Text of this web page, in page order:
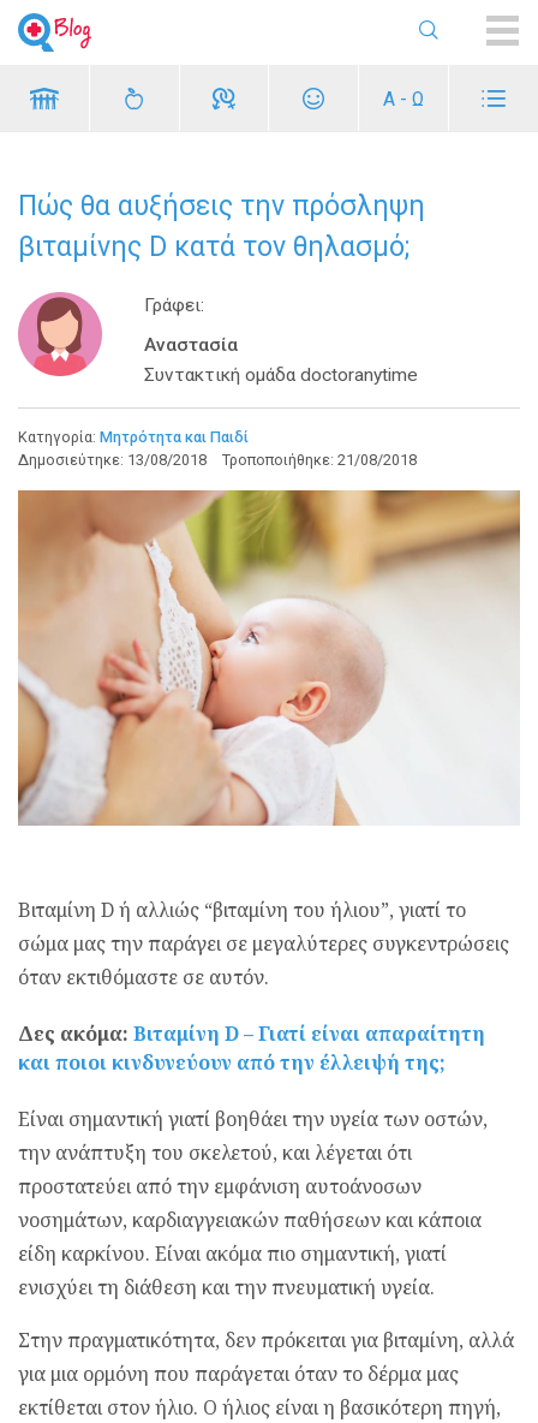
Α - Ω
Πώς θα αυξήσεις την πρόσληψη
βιταμίνης D κατά τον θηλασμό;
Γράφει:
Αναστασία
Συντακτική ομάδα doctoranytime
Κατηγορία: Μητρότητα και Παιδί
Δημοσιεύτηκε: 13/08/2018 Τροποποιήθηκε: 21/08/2018
Βιταμίνη D ή αλλιώς “βιταμίνη του ήλιου”, γιατί το
σώμα μας την παράγει σε μεγαλύτερες συγκεντρώσεις
όταν εκτιθόμαστε σε αυτόν.
Δες ακόμα: Βιταμίνη D – Γιατί είναι απαραίτητη
και ποιοι κινδυνεύουν από την έλλειψή της;
Είναι σημαντική γιατί βοηθάει την υγεία των οστών,
την ανάπτυξη του σκελετού, και λέγεται ότι
προστατεύει από την εμφάνιση αυτοάνοσων
νοσημάτων, καρδιαγγειακών παθήσεων και κάποια
είδη καρκίνου. Είναι ακόμα πιο σημαντική, γιατί
ενισχύει τη διάθεση και την πνευματική υγεία.
Στην πραγματικότητα, δεν πρόκειται για βιταμίνη, αλλά
για μια ορμόνη που παράγεται όταν το δέρμα μας
εκτίθεται στον ήλιο. Ο ήλιος είναι η βασικότερη πηγή,